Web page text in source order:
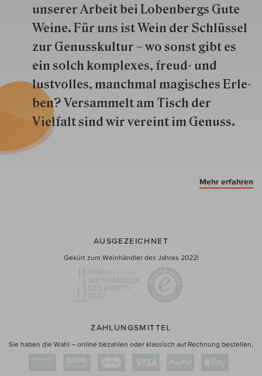
unserer Arbeit bei Lobenbergs Gute
Weine. Für uns ist Wein der Schlüs­sel
zur Genuss­kultur – wo sonst gibt es
ein solch kom­plexes, freud- und
lustvolles, manchmal ma­gisch­es Er­le­
ben? Versammelt am Tisch der
Vielfalt sind wir ver­eint im Genuss.
Mehr erfahren
AUSGEZEICHNET
Gekürt zum Weinhändler des Jahres 2022!
ZAHLUNGSMITTEL
Sie haben die Wahl – online bezahlen oder klassisch auf Rechnung bestellen.